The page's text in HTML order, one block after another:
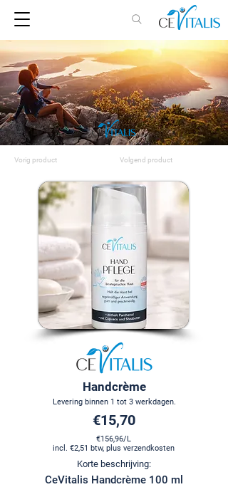
Vorig product Volgend product
Handcrème
Levering binnen 1 tot 3 werkdagen.
€15,70
€156,96/L
incl. €2,51 btw, plus verzendkosten
Korte beschrijving:
CeVitalis Handcrème 100 ml